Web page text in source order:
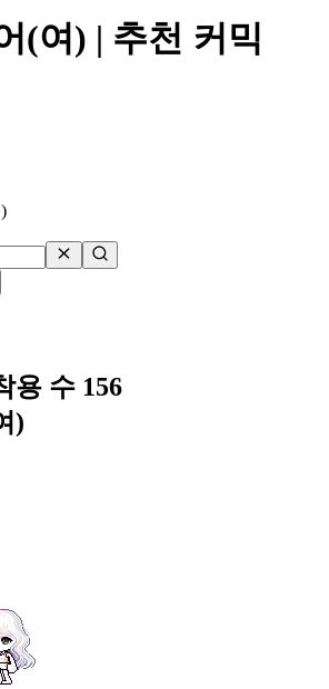
(여) | 추천 커믹
용 수 156
)